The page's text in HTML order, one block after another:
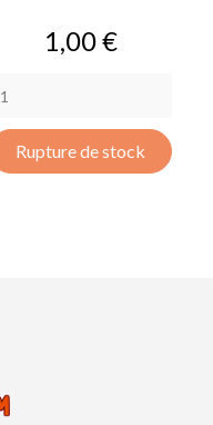
Prix
1,00 €
Rupture de stock